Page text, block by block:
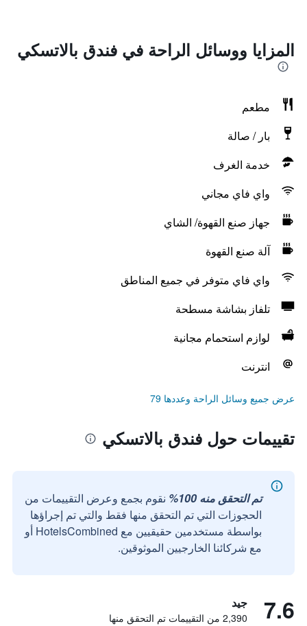
المزايا ووسائل الراحة في فندق بالاتسكي
مطعم
بار / صالة
خدمة الغرف
واي فاي مجاني
جهاز صنع القهوة/ الشاي
آلة صنع القهوة
واي فاي متوفر في جميع المناطق
تلفاز بشاشة مسطحة
لوازم استحمام مجانية
انترنت
عرض جميع وسائل الراحة وعددها 79
تقييمات حول فندق بالاتسكي
تم التحقق منه 100%
نقوم بجمع وعرض التقييمات من
الحجوزات التي تم التحقق منها فقط والتي تم إجراؤها
بواسطة مستخدمين حقيقيين مع HotelsCombined أو
مع شركائنا الخارجيين الموثوقين.
7.6 جيد
2,390 من التقييمات تم التحقق منها